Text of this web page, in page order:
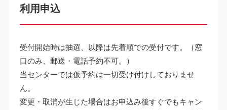
利用申込
受付開始時は抽選、以降は先着順での受付です。（窓
口のみ、郵送・電話予約不可。）
当センターでは仮予約は一切受け付けしておりませ
ん。
変更・取消が生じた場合はお申込み後すぐでもキャン